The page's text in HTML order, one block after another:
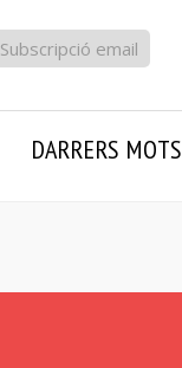
Subscripció email
DARRERS MOTS